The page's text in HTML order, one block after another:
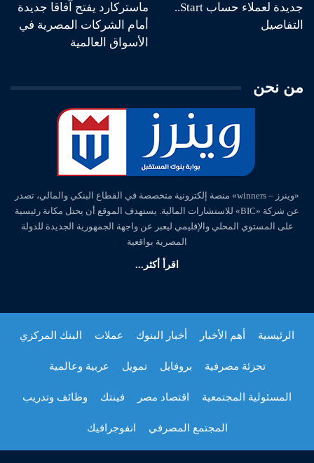
جديدة لعملاء حساب Start..
التفاصيل
ماستركارد يفتح آفاقا جديدة
أمام الشركات المصرية في
الأسواق العالمية
من نحن
«وينرز – winners» منصة إلكترونية متخصصة في القطاع البنكي والمالي، تصدر
عن شركة «BIC» للاستشارات المالية. يستهدف الموقع أن يحتل مكانة رئيسية
على المستوي المحلي والإقليمي ليعبر عن واجهة الجمهورية الجديدة للدولة
المصرية بواقعية
اقرأ أكثر...
الرئيسية أهم الأخبار أخبار البنوك عملات البنك المركزي
تجزئة مصرفية بروفايل تمويل عربية وعالمية
المسئولية المجتمعية اقتصاد مصر فينتك وظائف وتدريب
المجتمع المصرفي انفوجرافيك